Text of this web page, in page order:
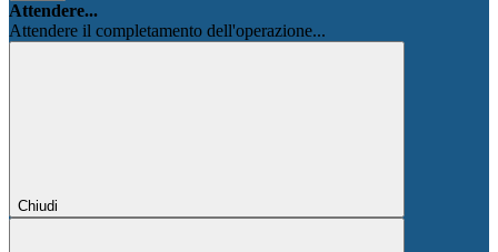
Attendere...
Attendere il completamento dell'operazione...
Chiudi